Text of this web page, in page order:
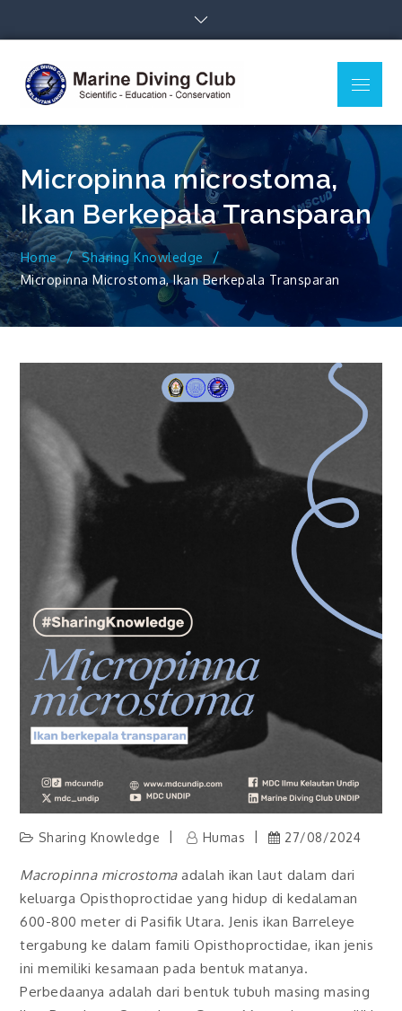
MDC Ilmu
Kelautan
Undip
Menu
Micropinna microstoma,
Ikan Berkepala Transparan
Home
Sharing Knowledge
Micropinna Microstoma, Ikan Berkepala Transparan
Sharing Knowledge Humas 27/08/2024
Macropinna microstomaadalah ikan laut dalam dari
keluarga Opisthoproctidae yang hidup di kedalaman
600-800 meter di Pasifik Utara. Jenis ikan Barreleye
tergabung ke dalam famili Opisthoproctidae, ikan jenis
ini memiliki kesamaan pada bentuk matanya.
Perbedaanya adalah dari bentuk tubuh masing masing